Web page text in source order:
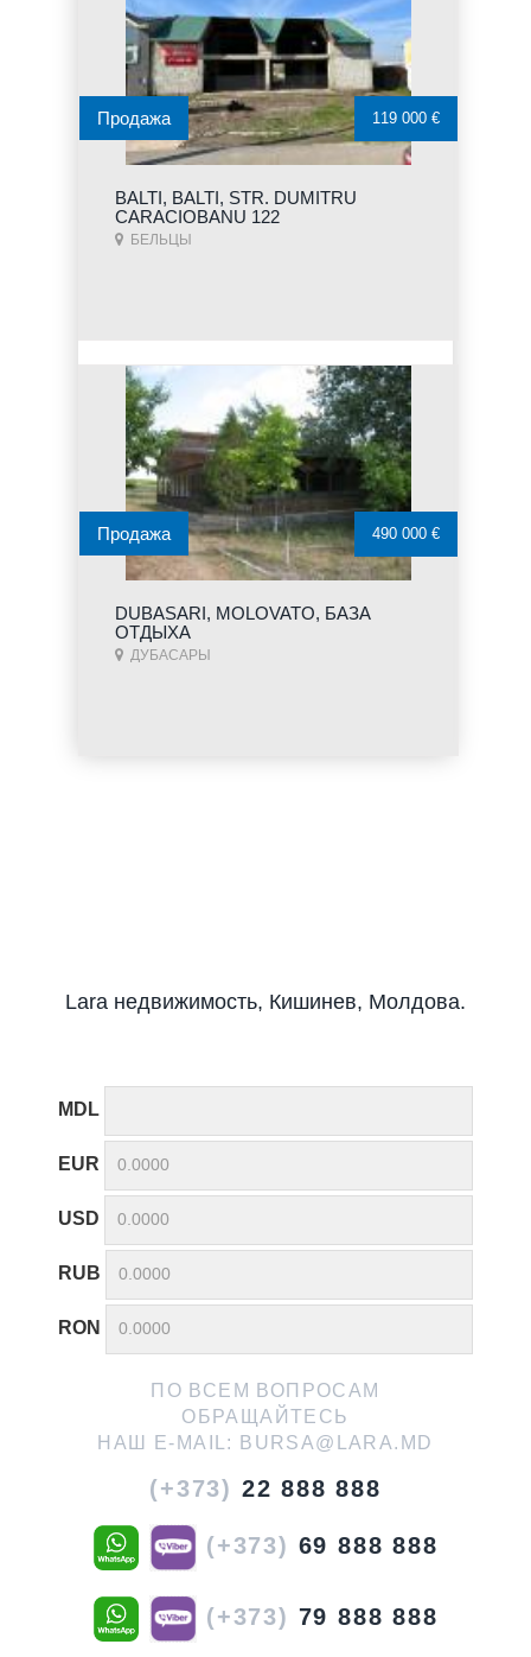
BALTI, BALTI, STR. DUMITRU
CARACIOBANU 122
БЕЛЬЦЫ
Продажа 119 000 €
DUBASARI, MOLOVATO, БАЗА
ОТДЫХА
ДУБАСАРЫ
Продажа 490 000 €
Lara недвижимость, Кишинев, Молдова.
MDL
EUR
USD
RUB
RON
ПО ВСЕМ ВОПРОСАМ
ОБРАЩАЙТЕСЬ
НАШ E-MAIL:
BURSA@LARA.MD
(+373) 22 888 888
(+373) 69 888 888
(+373) 79 888 888